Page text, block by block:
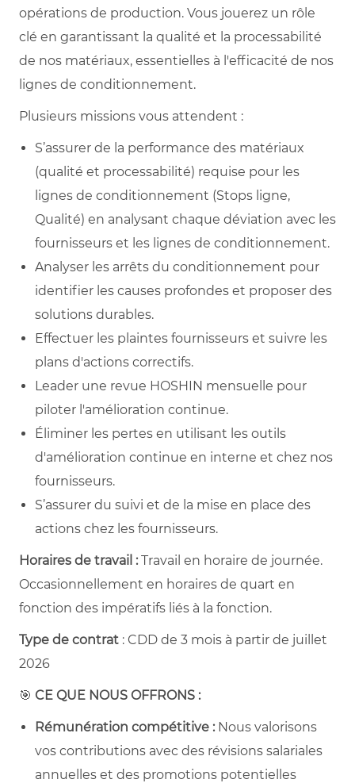
opérations de production. Vous jouerez un rôle
clé en garantissant la qualité et la processabilité
de nos matériaux, essentielles à l'efficacité de nos
lignes de conditionnement.
Plusieurs missions vous attendent :
S’assurer de la performance des matériaux
(qualité et processabilité) requise pour les
lignes de conditionnement (Stops ligne,
Qualité) en analysant chaque déviation avec les
fournisseurs et les lignes de conditionnement.
Analyser les arrêts du conditionnement pour
identifier les causes profondes et proposer des
solutions durables.
Effectuer les plaintes fournisseurs et suivre les
plans d'actions correctifs.
Leader une revue HOSHIN mensuelle pour
piloter l'amélioration continue.
Éliminer les pertes en utilisant les outils
d'amélioration continue en interne et chez nos
fournisseurs.
S’assurer du suivi et de la mise en place des
actions chez les fournisseurs.
Horaires de travail :Travail en horaire de journée.
Occasionnellement en horaires de quart en
fonction des impératifs liés à la fonction.
Type de contrat : CDD de 3 mois à partir de juillet
2026
🎯 CE QUE NOUS OFFRONS :
Rémunération compétitive :Nous valorisons
vos contributions avec des révisions salariales
annuelles et des promotions potentielles